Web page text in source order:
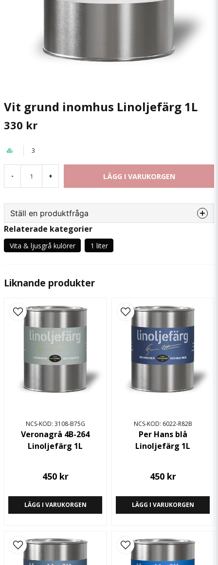
Vit grund inomhus Linoljefärg 1L
330 kr
3
- + LÄGG I VARUKORGEN
Ställ en produktfråga
Fråga oss något om denna produkten...
name
email
Mejladress
Ja, ni får publicera min fråga
Relaterade kategorier
Vita & ljusgrå kulörer 1 liter
Liknande produkter
NCS-KOD: 3108-B75G
Veronagrå 4B-264
Linoljefärg 1L
450 kr
LÄGG I VARUKORGEN
NCS-KOD: 6022-R82B
Per Hans blå
Linoljefärg 1L
450 kr
LÄGG I VARUKORGEN